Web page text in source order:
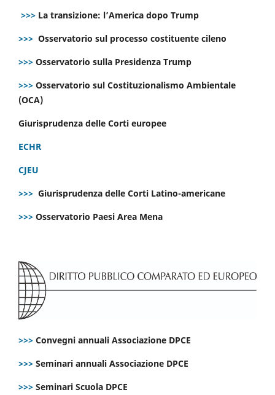
>>> La transizione: l’America dopo Trump
>>> Osservatorio sul processo costituente cileno
>>> Osservatorio sulla Presidenza Trump
>>> Osservatorio sul Costituzionalismo Ambientale
(OCA)
Giurisprudenza delle Corti europee
ECHR
CJEU
>>> Giurisprudenza delle Corti Latino-americane
>>> Osservatorio Paesi Area Mena
>>> Convegni annuali Associazione DPCE
>>> Seminari annuali Associazione DPCE
>>> Seminari Scuola DPCE